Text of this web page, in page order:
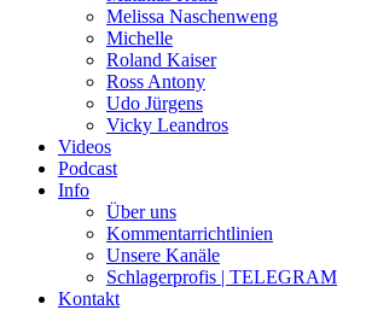
Melissa Naschenweng
Michelle
Roland Kaiser
Ross Antony
Udo Jürgens
Vicky Leandros
Videos
Podcast
Info
Über uns
Kommentarrichtlinien
Unsere Kanäle
Schlagerprofis | TELEGRAM
Kontakt